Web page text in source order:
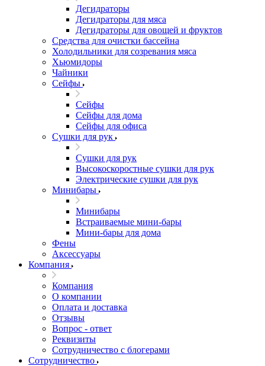
Дегидраторы
Дегидраторы для мяса
Дегидраторы для овощей и фруктов
Средства для очистки бассейна
Холодильники для созревания мяса
Хьюмидоры
Чайники
Сейфы
Сейфы
Сейфы для дома
Сейфы для офиса
Сушки для рук
Сушки для рук
Высокоскоростные сушки для рук
Электрические сушки для рук
Минибары
Минибары
Встраиваемые мини-бары
Мини-бары для дома
Фены
Аксессуары
Компания
Компания
О компании
Оплата и доставка
Отзывы
Вопрос - ответ
Реквизиты
Сотрудничество с блогерами
Сотрудничество